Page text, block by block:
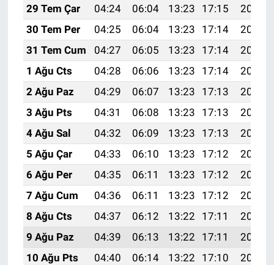
29 Tem Çar
04:24 06:04 13:23 17:15
20:33
30 Tem Per
04:25 06:04 13:23 17:14
20:32
31 Tem Cum
04:27 06:05 13:23 17:14
20:31
1 Ağu Cts
04:28 06:06 13:23 17:14
20:30
2 Ağu Paz
04:29 06:07 13:23 17:13
20:29
3 Ağu Pts
04:31 06:08 13:23 17:13
20:28
4 Ağu Sal
04:32 06:09 13:23 17:13
20:27
5 Ağu Çar
04:33 06:10 13:23 17:12
20:26
6 Ağu Per
04:35 06:11 13:23 17:12
20:25
7 Ağu Cum
04:36 06:11 13:23 17:12
20:24
8 Ağu Cts
04:37 06:12 13:22 17:11
20:23
9 Ağu Paz
04:39 06:13 13:22 17:11
20:22
10 Ağu Pts
04:40 06:14 13:22 17:10
20:20